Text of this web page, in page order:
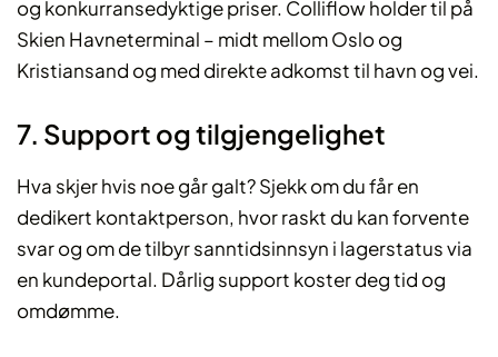
og konkurransedyktige priser. Colliflow holder til på
Skien Havneterminal – midt mellom Oslo og
Kristiansand og med direkte adkomst til havn og vei.
7. Support og tilgjengelighet
Hva skjer hvis noe går galt? Sjekk om du får en
dedikert kontaktperson, hvor raskt du kan forvente
svar og om de tilbyr sanntidsinnsyn i lagerstatus via
en kundeportal. Dårlig support koster deg tid og
omdømme.